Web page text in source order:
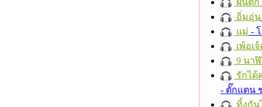
อิ่มอุ่น
แม่ -
เพ้อเ
9 นา
รักได้
- ตั๊กแตน
ทิ้งกัน